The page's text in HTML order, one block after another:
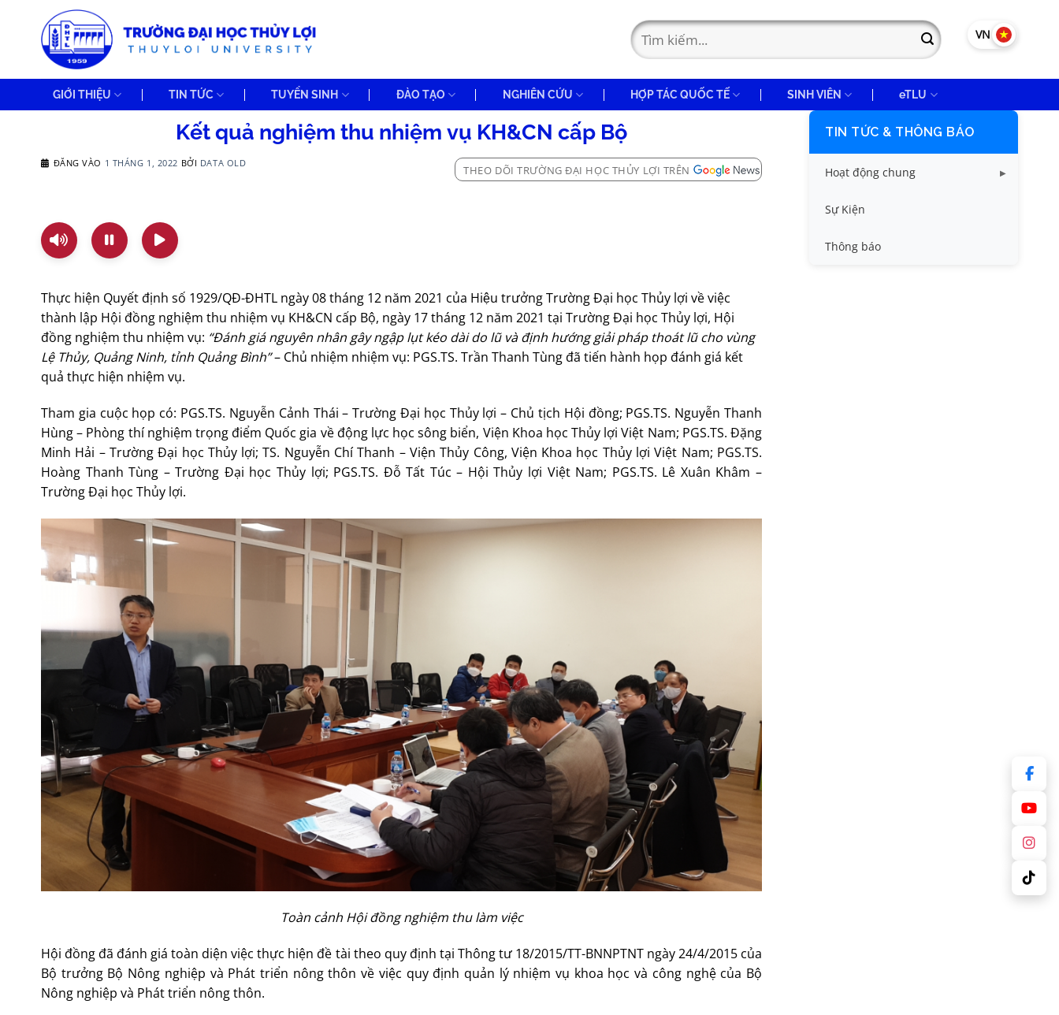
VN EN
GIỚI THIỆU TIN TỨC TUYỂN SINH ĐÀO TẠO NGHIÊN CỨU HỢP TÁC QUỐC TẾ SINH VIÊN eTLU
Kết quả nghiệm thu nhiệm vụ KH&CN cấp Bộ
ĐĂNG VÀO 1 THÁNG 1, 2022 BỞI DATA OLD
THEO DÕI TRƯỜNG ĐẠI HỌC THỦY LỢI TRÊN
Thực hiện Quyết định số 1929/QĐ-ĐHTL ngày 08 tháng 12 năm 2021 của Hiệu trưởng Trường Đại học Thủy lợi về việc
thành lập Hội đồng nghiệm thu nhiệm vụ KH&CN cấp Bộ, ngày 17 tháng 12 năm 2021 tại Trường Đại học Thủy lợi, Hội
đồng nghiệm thu nhiệm vụ: “Đánh giá nguyên nhân gây ngập lụt kéo dài do lũ và định hướng giải pháp thoát lũ cho vùng
Lệ Thủy, Quảng Ninh, tỉnh Quảng Bình”– Chủ nhiệm nhiệm vụ: PGS.TS. Trần Thanh Tùng đã tiến hành họp đánh giá kết
quả thực hiện nhiệm vụ.
Tham gia cuộc họp có: PGS.TS. Nguyễn Cảnh Thái – Trường Đại học Thủy lợi – Chủ tịch Hội đồng; PGS.TS. Nguyễn Thanh
Hùng – Phòng thí nghiệm trọng điểm Quốc gia về động lực học sông biển, Viện Khoa học Thủy lợi Việt Nam; PGS.TS. Đặng
Minh Hải – Trường Đại học Thủy lợi; TS. Nguyễn Chí Thanh – Viện Thủy Công, Viện Khoa học Thủy lợi Việt Nam; PGS.TS.
Hoàng Thanh Tùng – Trường Đại học Thủy lợi; PGS.TS. Đỗ Tất Túc – Hội Thủy lợi Việt Nam; PGS.TS. Lê Xuân Khâm –
Trường Đại học Thủy lợi.
Toàn cảnh Hội đồng nghiệm thu làm việc
Hội đồng đã đánh giá toàn diện việc thực hiện đề tài theo quy định tại Thông tư 18/2015/TT-BNNPTNT ngày 24/4/2015 của
Bộ trưởng Bộ Nông nghiệp và Phát triển nông thôn về việc quy định quản lý nhiệm vụ khoa học và công nghệ của Bộ
Nông nghiệp và Phát triển nông thôn.
TIN TỨC & THÔNG BÁO
Hoạt động chung
Tin công tác sinh viên
Tin đào tạo
Sự Kiện
Thông báo